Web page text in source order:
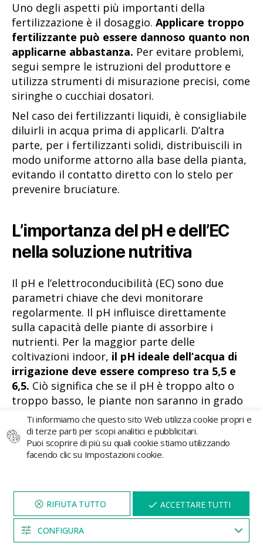
Uno degli aspetti più importanti della
fertilizzazione è il dosaggio. Applicare troppo
fertilizzante può essere dannoso quanto non
applicarne abbastanza. Per evitare problemi,
segui sempre le istruzioni del produttore e
utilizza strumenti di misurazione precisi, come
siringhe o cucchiai dosatori.
Nel caso dei fertilizzanti liquidi, è consigliabile
diluirli in acqua prima di applicarli. D’altra
parte, per i fertilizzanti solidi, distribuiscili in
modo uniforme attorno alla base della pianta,
evitando il contatto diretto con lo stelo per
prevenire bruciature.
L’importanza del pH e dell’EC
nella soluzione nutritiva
Il pH e l’elettroconducibilità (EC) sono due
parametri chiave che devi monitorare
regolarmente. Il pH influisce direttamente
sulla capacità delle piante di assorbire i
nutrienti. Per la maggior parte delle
coltivazioni indoor, il pH ideale dell’acqua di
irrigazione deve essere compreso tra 5,5 e
6,5. Ciò significa che se il pH è troppo alto o
troppo basso, le piante non saranno in grado
di assorbire i nutrienti in modo efficiente,
anche se sono presenti nel substrato.
D’altra parte, l’EC misura la concentrazione di
sali nell’acqua, il che ti indica la quantità di
alto può indicare un eccesso di fertilizzante,
mentre un livello troppo basso può suggerire
una carenza. Utilizza misuratori di pH ed EC
per regolare questi valori e garantire una
Ti informiamo che questo sito Web utilizza cookie propri e
di terze parti per scopi analitici e pubblicitari.
Puoi scoprire di più su quali cookie stiamo utilizzando
facendo clic su Impostazioni cookie.
CONFIGURA
ACCETTARE TUTTI
VISITA IL NOSTRO SITO
PER 5 MINUTI E QUI
APPARIRÀ UNOSCONTO
04:53